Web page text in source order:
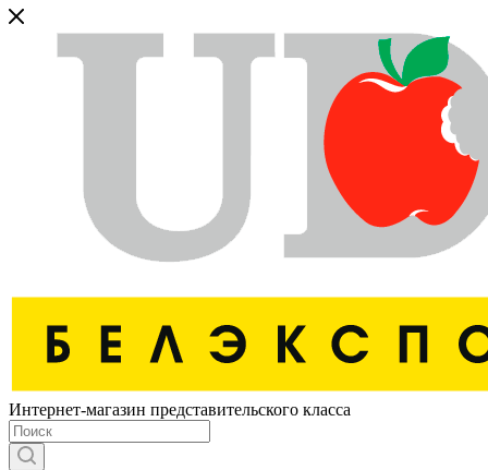
Интернет-магазин представительского класса